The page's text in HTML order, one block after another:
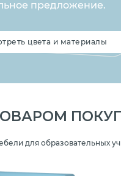
предложение.
цвета и материалы
для образовательных